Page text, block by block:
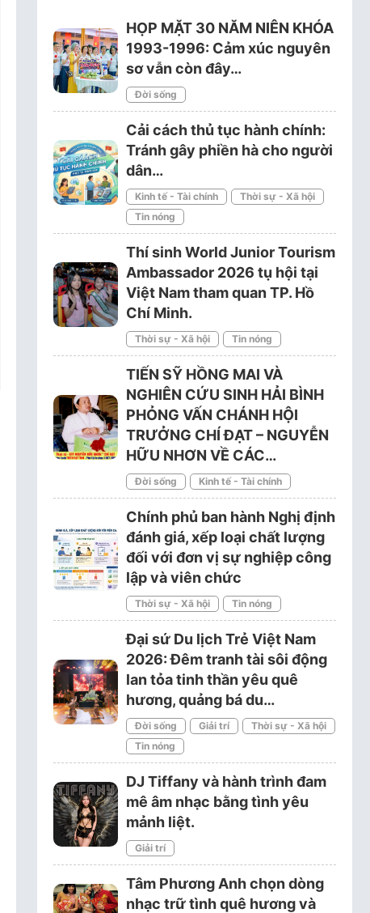
HỌP MẶT 30 NĂM NIÊN KHÓA
1993-1996: Cảm xúc nguyên
sơ vẫn còn đây…
Đời sống
Cải cách thủ tục hành chính:
Tránh gây phiền hà cho người
dân…
Kinh tế - Tài chính
Thời sự - Xã hội
Tin nóng
Thí sinh World Junior Tourism
Ambassador 2026 tụ hội tại
Việt Nam tham quan TP. Hồ
Chí Minh.
Thời sự - Xã hội Tin nóng
TIẾN SỸ HỒNG MAI VÀ
NGHIÊN CỨU SINH HẢI BÌNH
PHỎNG VẤN CHÁNH HỘI
TRƯỞNG CHÍ ĐẠT – NGUYỄN
HỮU NHƠN VỀ CÁC…
Đời sống Kinh tế - Tài chính
Chính phủ ban hành Nghị định
đánh giá, xếp loại chất lượng
đối với đơn vị sự nghiệp công
lập và viên chức
Thời sự - Xã hội Tin nóng
Đại sứ Du lịch Trẻ Việt Nam
2026: Đêm tranh tài sôi động
lan tỏa tinh thần yêu quê
hương, quảng bá du…
Đời sống Giải trí
Thời sự - Xã hội
Tin nóng
DJ Tiffany và hành trình đam
mê âm nhạc bằng tình yêu
mảnh liệt.
Giải trí
Tâm Phương Anh chọn dòng
nhạc trữ tình quê hương và